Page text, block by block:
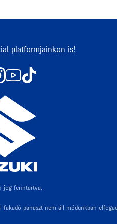
platformjainkon is!
jog fenntartva.
fakadó panaszt nem áll módunkban